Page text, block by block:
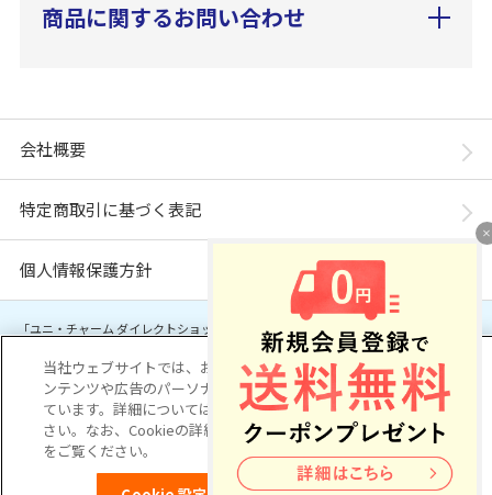
商品に関するお問い合わせ
会社概要
特定商取引に基づく表記
個人情報保護方針
Copyright© Unicharm Corporation
「ユニ・チャーム ダイレクトショップ」は、ユニ・チャーム株式会社が運営してい
ます。※当店に掲載されているコンテンツは、事前の許可が無い限り無断使用・複
製・転載を禁じます。
当社ウェブサイトでは、お客様の利便性を向上するため、コ
ンテンツや広告のパーソナライズ化のためにCookieを使用し
ています。詳細については
プライバシーポリシーをご覧くだ
さい。なお、Cookieの詳細設定については「Cookie設定」
をご覧ください。